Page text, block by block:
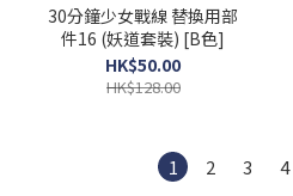
30分鐘少女戰線 替換用部
件16 (妖道套裝) [B色]
HK$50.00
HK$128.00
1 2 3 4